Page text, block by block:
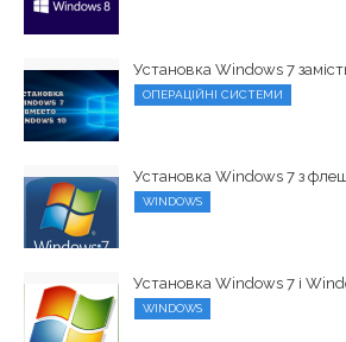
Установка Windows 7
ОПЕРАЦІЙНІ СИСТЕМИ
Установка Windows 7 з
WINDOWS
Установка Windows 7 і
WINDOWS